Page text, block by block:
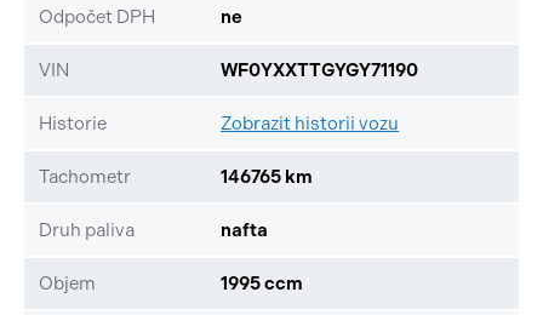
Odpočet DPH ne
VIN WF0YXXTTGYGY71190
Historie Zobrazit historii vozu
Tachometr 146765 km
Druh paliva nafta
Objem 1995 ccm